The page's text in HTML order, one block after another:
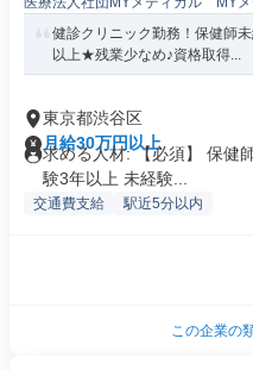
健診クリニック勤務！保健師
以上★残業少なめ♪資格取得...
東京都渋谷区
月給30万円以上
求める人材: 【必須】 保健
験3年以上 未経験...
交通費支給 駅近5分以内
この企業の